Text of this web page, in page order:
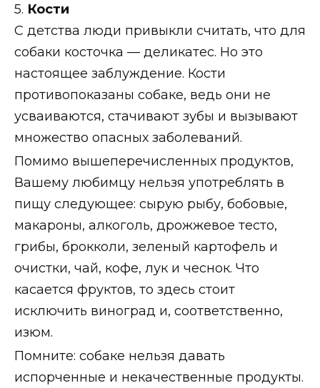
5. Кости
С детства люди привыкли считать, что для
собаки косточка — деликатес. Но это
настоящее заблуждение. Кости
противопоказаны собаке, ведь они не
усваиваются, стачивают зубы и вызывают
множество опасных заболеваний.
Помимо вышеперечисленных продуктов,
Вашему любимцу нельзя употреблять в
пищу следующее: сырую рыбу, бобовые,
макароны, алкоголь, дрожжевое тесто,
грибы, брокколи, зеленый картофель и
очистки, чай, кофе, лук и чеснок. Что
касается фруктов, то здесь стоит
исключить виноград и, соответственно,
изюм.
Помните: собаке нельзя давать
испорченные и некачественные продукты.